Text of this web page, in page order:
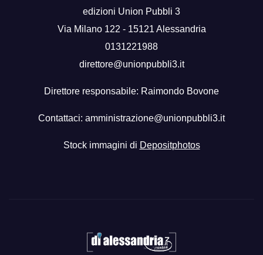
edizioni Union Pubbli 3
Via Milano 122 - 15121 Alessandria
0131221988
direttore@unionpubbli3.it
Direttore responsabile: Raimondo Bovone
Contattaci: amministrazione@unionpubbli3.it
Stock immagini di Depositphotos